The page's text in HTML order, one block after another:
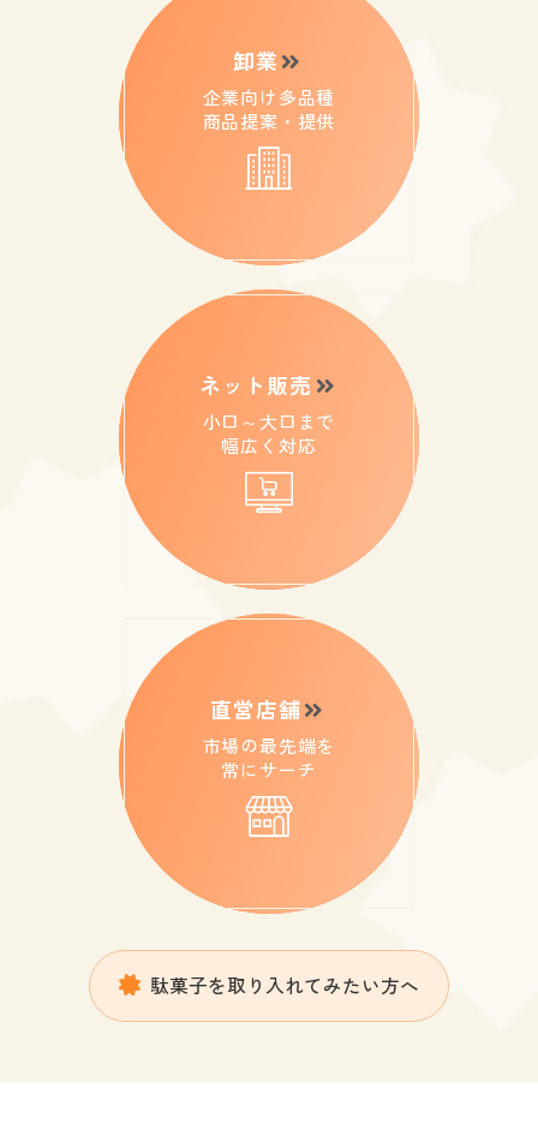
卸業
企業向け多品種
商品提案・提供
ネット販売
小口～大口まで
幅広く対応
直営店舗
市場の最先端を
常にサーチ
駄菓子を取り入れてみたい方へ